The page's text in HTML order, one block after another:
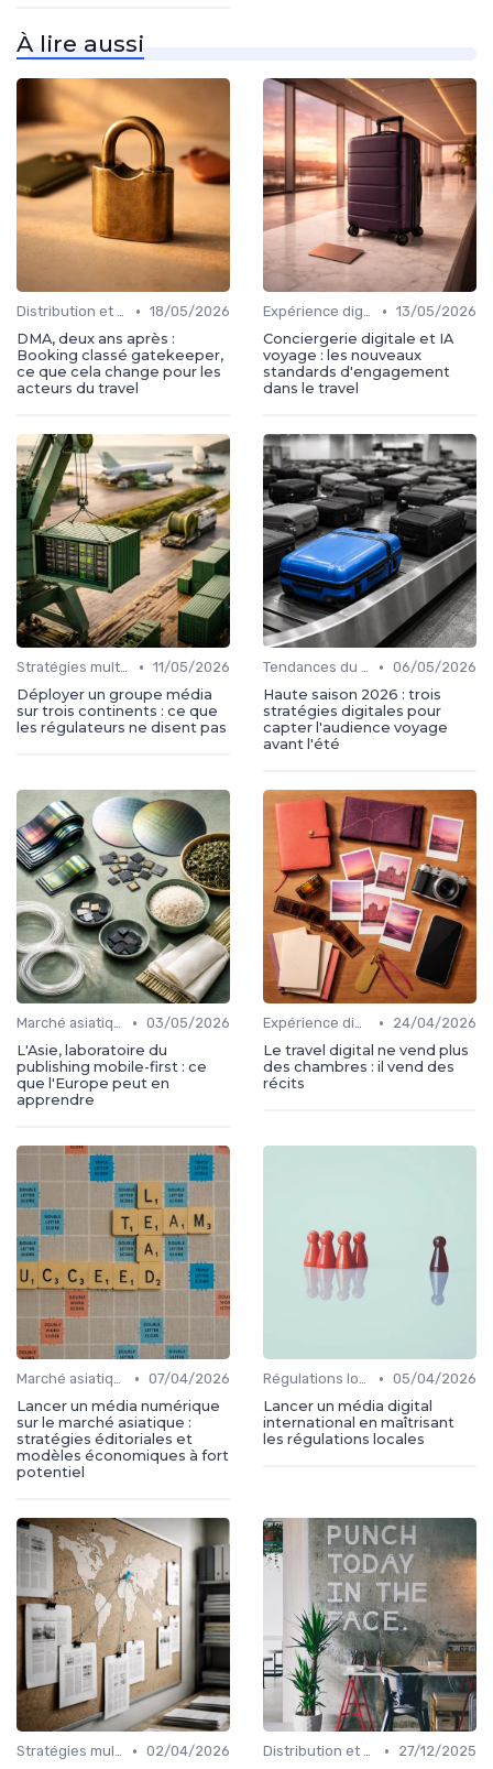
À lire aussi
Distribution et plateformes • 18/05/2026
DMA, deux ans après :
Booking classé gatekeeper,
ce que cela change pour les
acteurs du travel
Expérience digital voyageur • 13/05/2026
Conciergerie digitale et IA
voyage : les nouveaux
standards d'engagement
dans le travel
Stratégies multi-marchés • 11/05/2026
Déployer un groupe média
sur trois continents : ce que
les régulateurs ne disent pas
Tendances du travel digital • 06/05/2026
Haute saison 2026 : trois
stratégies digitales pour
capter l'audience voyage
avant l'été
Marché asiatique • 03/05/2026
L'Asie, laboratoire du
publishing mobile-first : ce
que l'Europe peut en
apprendre
Expérience digital voyageur •
24/04/2026
Le travel digital ne vend plus
des chambres : il vend des
récits
Marché asiatique • 07/04/2026
Lancer un média numérique
sur le marché asiatique :
stratégies éditoriales et
modèles économiques à fort
potentiel
Régulations locales • 05/04/2026
Lancer un média digital
international en maîtrisant
les régulations locales
Stratégies multi-marchés • 02/04/2026
Distribution et plateformes •
27/12/2025